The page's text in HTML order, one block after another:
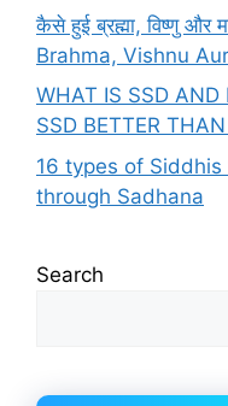
कैसे हुई ब्रह्मा, विष्णु और
Brahma, Vishnu
WHAT IS SSD
SSD BETTER
16 types of
through Sadhana
Search